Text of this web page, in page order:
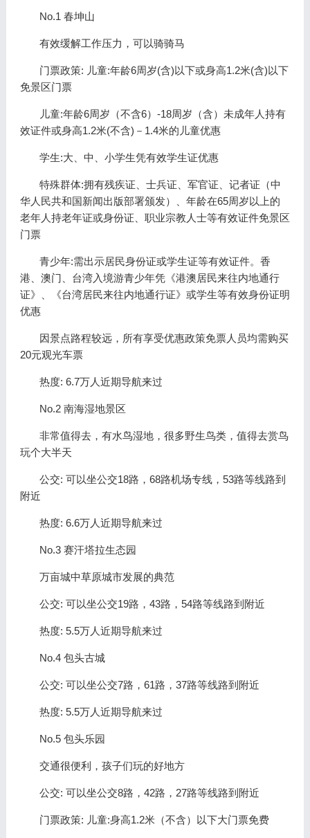
No.1 春坤山
有效缓解工作压力，可以骑骑马
门票政策: 儿童:年龄6周岁(含)以下或身高1.2米(含)以下
免景区门票
儿童:年龄6周岁（不含6）-18周岁（含）未成年人持有
效证件或身高1.2米(不含)－1.4米的儿童优惠
学生:大、中、小学生凭有效学生证优惠
特殊群体:拥有残疾证、士兵证、军官证、记者证（中
华人民共和国新闻出版部署颁发）、年龄在65周岁以上的
老年人持老年证或身份证、职业宗教人士等有效证件免景区
门票
青少年:需出示居民身份证或学生证等有效证件。香
港、澳门、台湾入境游青少年凭《港澳居民来往内地通行
证》、《台湾居民来往内地通行证》或学生等有效身份证明
优惠
因景点路程较远，所有享受优惠政策免票人员均需购买
20元观光车票
热度: 6.7万人近期导航来过
No.2 南海湿地景区
非常值得去，有水鸟湿地，很多野生鸟类，值得去赏鸟
玩个大半天
公交: 可以坐公交18路，68路机场专线，53路等线路到
附近
热度: 6.6万人近期导航来过
No.3 赛汗塔拉生态园
万亩城中草原城市发展的典范
公交: 可以坐公交19路，43路，54路等线路到附近
热度: 5.5万人近期导航来过
No.4 包头古城
公交: 可以坐公交7路，61路，37路等线路到附近
热度: 5.5万人近期导航来过
No.5 包头乐园
交通很便利，孩子们玩的好地方
公交: 可以坐公交8路，42路，27路等线路到附近
门票政策: 儿童:身高1.2米（不含）以下大门票免费